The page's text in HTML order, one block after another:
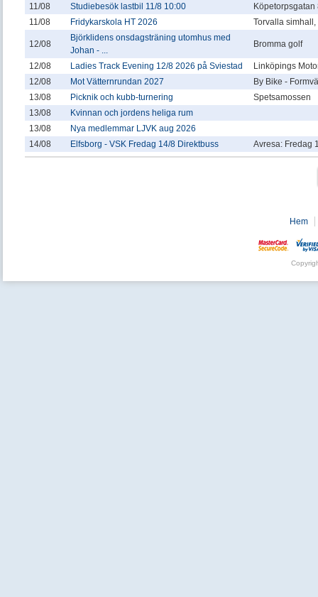
11/08
Studiebesök lastbil 11/8 10:00
Köpetorpsgatan
11/08
Fridykarskola HT 2026 Torvalla
12/08
Björklidens onsdagsträning utomhus med
Johan - ...
Bromma golf
12/08 Ladies Track Evening 12/8 2026 på Sviestad
Linköpings
12/08
Mot Vätternrundan 2027
By Bike -
13/08
Picknik och kubb-turnering
Spetsamossen
13/08
Kvinnan och jordens heliga rum
13/08
Nya medlemmar LJVK aug 2026
14/08
Elfsborg - VSK Fredag 14/8 Direktbuss Avresa: Fredag
Hem